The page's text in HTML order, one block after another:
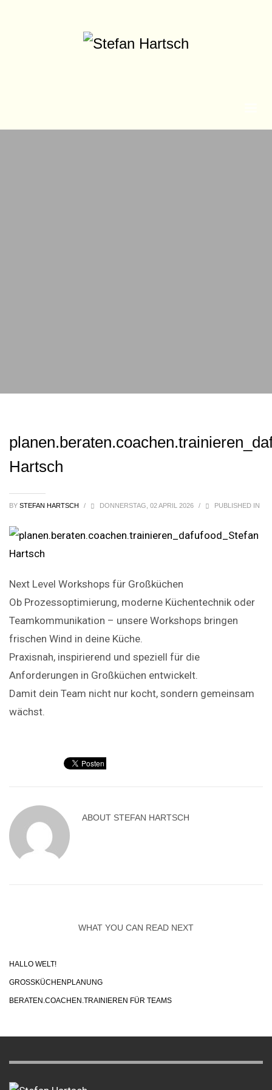
Hartsch
BY STEFAN HARTSCH / DONNERSTAG, 02 APRIL 2026 / PUBLISHED IN
Next Level Workshops für Großküchen
Ob Prozessoptimierung, moderne Küchentechnik oder
Teamkommunikation – unsere Workshops bringen
frischen Wind in deine Küche.
Praxisnah, inspirierend und speziell für die
Anforderungen in Großküchen entwickelt.
Damit dein Team nicht nur kocht, sondern gemeinsam
wächst.
ABOUT STEFAN HARTSCH
WHAT YOU CAN READ NEXT
HALLO WELT!
GROSSKÜCHENPLANUNG
BERATEN.COACHEN.TRAINIEREN FÜR TEAMS